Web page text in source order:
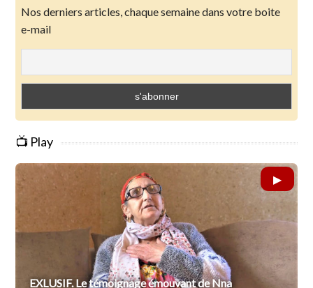
Nos derniers articles, chaque semaine dans votre boite
e-mail
📺 Play
EXLUSIF. Le témoignage émouvant de Nna